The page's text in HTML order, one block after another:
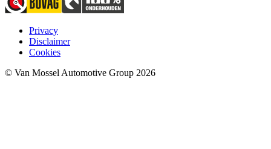
Privacy
Disclaimer
Cookies
© Van Mossel Automotive Group 2026